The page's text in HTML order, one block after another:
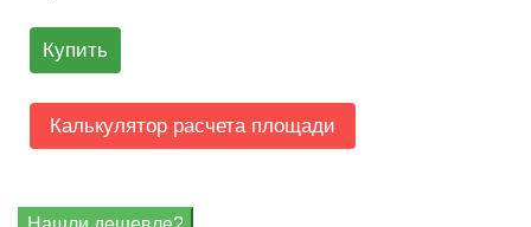
Купить
Калькулятор расчета площади